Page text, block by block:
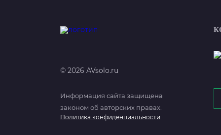
© 2026 AVsolo.ru
Информация сайта защищена
законом об авторских правах.
Политика конфиденциальности